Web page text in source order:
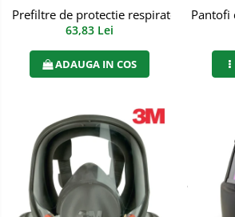
Bucle
Centuri
Opritoare de cadere
Puncte de ancorare
Sisteme de acces in canale
Prefiltre de protectie respiratorie
63,83 Lei
ADAUGA IN COS
Pantofi